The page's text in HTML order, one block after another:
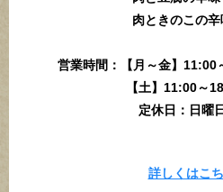
肉ときのこの
営業時間：【月～金】
【土】11:00～
定休日：日曜
詳しくはこ